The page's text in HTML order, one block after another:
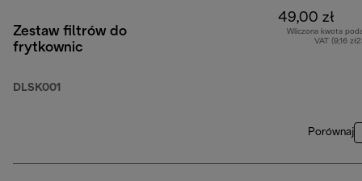
Zestaw filtrów do
frytkownic
DLSK001
49,00 zł
Wliczona kwota
VAT (9,16
Porównaj